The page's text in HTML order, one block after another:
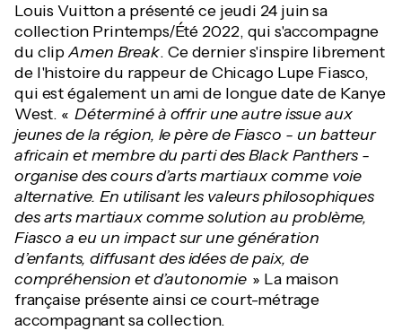
Louis Vuitton a présenté ce jeudi 24 juin sa
collection Printemps/Été 2022, qui s'accompagne
du clipAmen Break. Ce dernier s'inspire librement
de l'histoire du rappeur de Chicago Lupe Fiasco,
qui est également un ami de longue date de Kanye
West. «Déterminé à offrir une autre issue aux
jeunes de la région, le père de Fiasco - un batteur
africain et membre du parti des Black Panthers -
organise des cours d’arts martiaux comme voie
alternative. En utilisant les valeurs philosophiques
des arts martiaux comme solution au problème,
Fiasco a eu un impact sur une génération
d’enfants, diffusant des idées de paix, de
compréhension et d’autonomie» La maison
française présente ainsi ce court-métrage
accompagnant sa collection.